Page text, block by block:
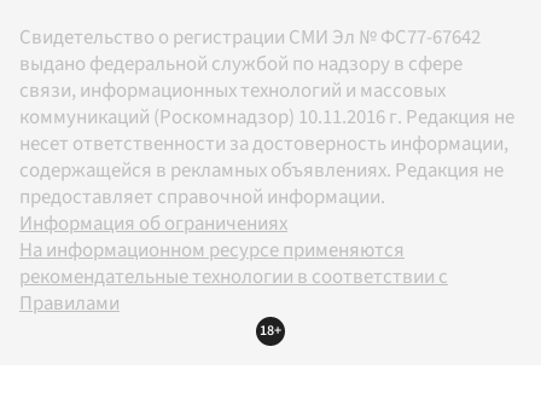
Свидетельство о регистрации СМИ Эл № ФС77-67642
выдано федеральной службой по надзору в сфере
связи, информационных технологий и массовых
коммуникаций (Роскомнадзор) 10.11.2016 г. Редакция не
несет ответственности за достоверность информации,
содержащейся в рекламных объявлениях. Редакция не
предоставляет справочной информации.
Информация об ограничениях
На информационном ресурсе применяются
рекомендательные технологии в соответствии с
Правилами
18+